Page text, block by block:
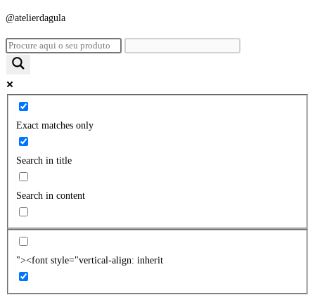
@atelierdagula
Exact matches only
Search in title
Search in content
"><font style="vertical-align: inherit